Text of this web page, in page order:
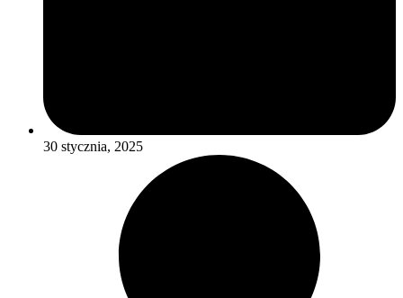
30 stycznia, 2025